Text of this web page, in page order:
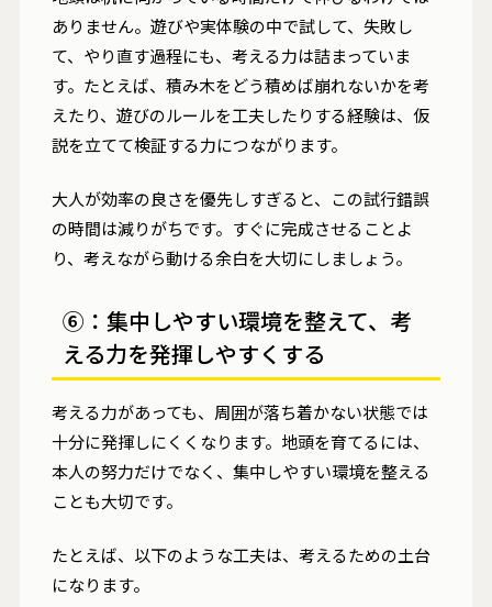
ありません。遊びや実体験の中で試して、失敗し
て、やり直す過程にも、考える力は詰まっていま
す。たとえば、積み木をどう積めば崩れないかを考
えたり、遊びのルールを工夫したりする経験は、仮
説を立てて検証する力につながります。
大人が効率の良さを優先しすぎると、この試行錯誤
の時間は減りがちです。すぐに完成させることよ
り、考えながら動ける余白を大切にしましょう。
⑥：集中しやすい環境を整えて、考
える力を発揮しやすくする
考える力があっても、周囲が落ち着かない状態では
十分に発揮しにくくなります。地頭を育てるには、
本人の努力だけでなく、集中しやすい環境を整える
ことも大切です。
たとえば、以下のような工夫は、考えるための土台
になります。